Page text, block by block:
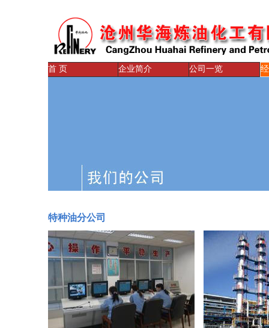
首 页 企业简介 公司一览
特种油分公司